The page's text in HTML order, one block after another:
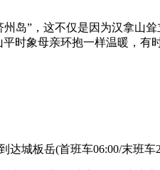
”，这不仅是因为汉拿山
时象母亲环抱一样温暖，
达城板岳(首班车06:00/末班